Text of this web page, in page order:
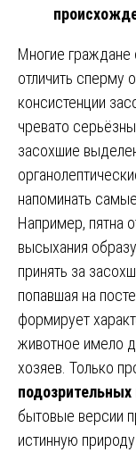
Многие граждане
отличить сперму
консистенции
чревато
засохшие
напоминать
Например, пятна
высыхания
принять за
попавшая на
формирует
животное имело
хозяев. Только
подозрительных
бытовые версии
истинную